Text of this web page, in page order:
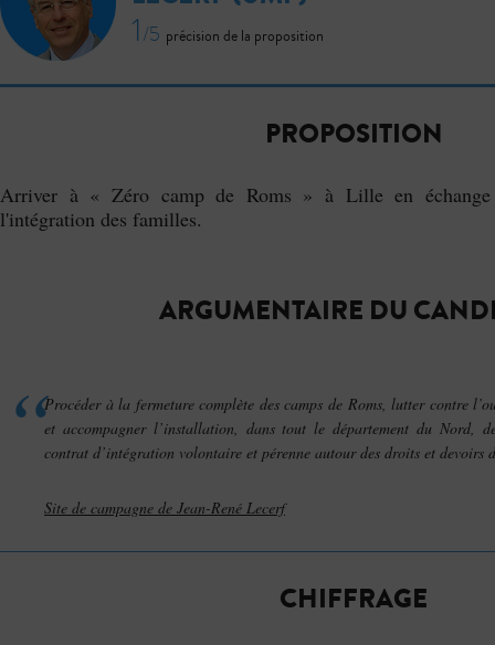
1 /5 précision de la proposition
PROPOSITION
Arriver à « Zéro camp de Roms » à Lille en échange
l'intégration des familles.
ARGUMENTAIRE DU
Procéder à la fermeture complète des camps de Roms, lutter contre
et accompagner l’installation, dans tout le département du Nord,
contrat d’intégration volontaire et pérenne autour des droits et devoirs
Site de campagne de Jean-René Lecerf
CHIFFRAGE